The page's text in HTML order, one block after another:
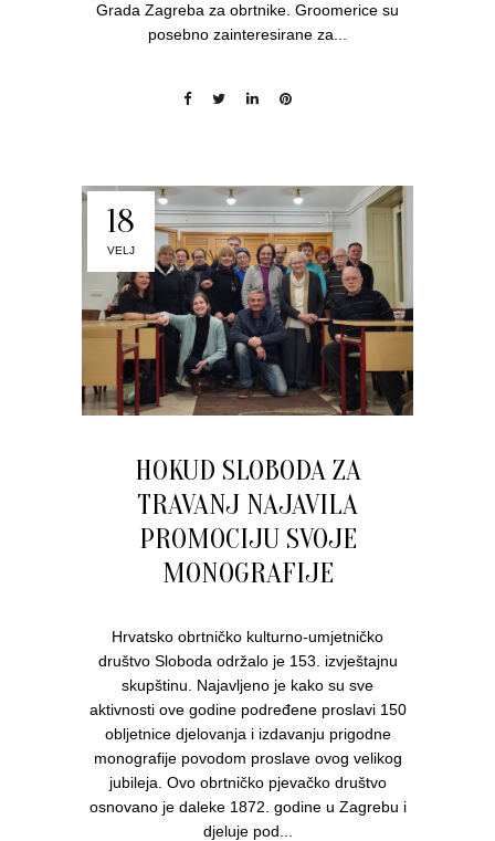
Grada Zagreba za obrtnike. Groomerice su
posebno zainteresirane za...
18
VELJ
HOKUD SLOBODA ZA
TRAVANJ NAJAVILA
PROMOCIJU SVOJE
MONOGRAFIJE
Hrvatsko obrtničko kulturno-umjetničko
društvo Sloboda održalo je 153. izvještajnu
skupštinu. Najavljeno je kako su sve
aktivnosti ove godine podređene proslavi 150
obljetnice djelovanja i izdavanju prigodne
monografije povodom proslave ovog velikog
jubileja. Ovo obrtničko pjevačko društvo
osnovano je daleke 1872. godine u Zagrebu i
djeluje pod...